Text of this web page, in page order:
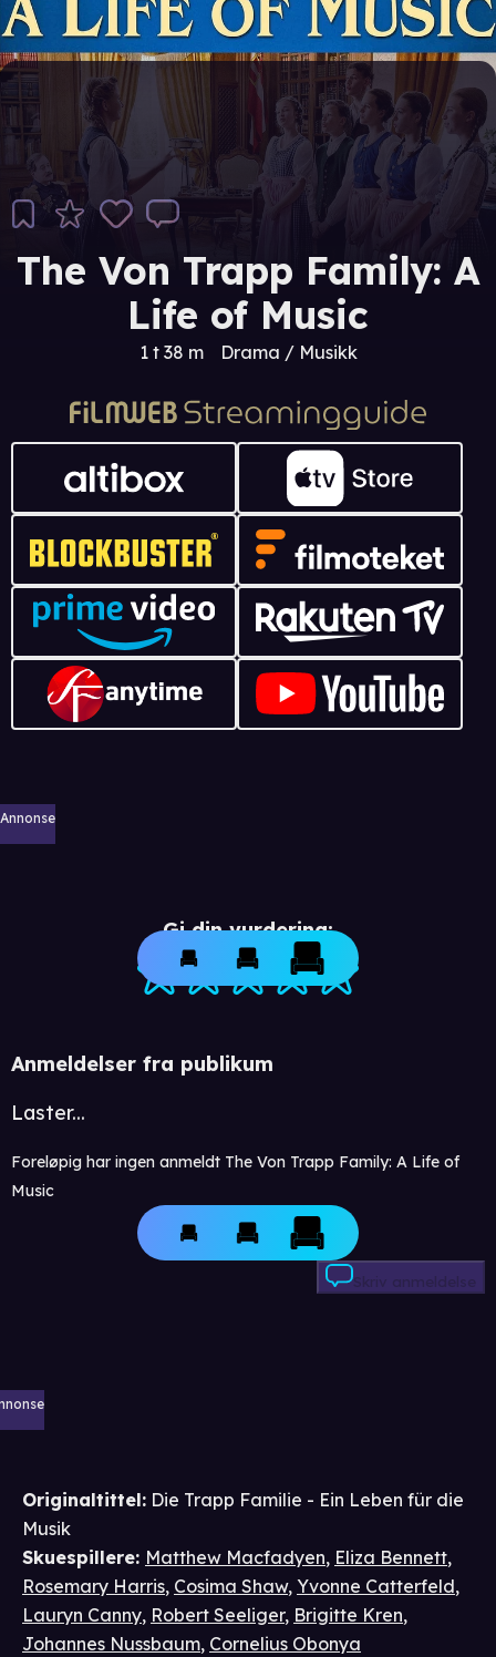
The Von Trapp Family: A
Life of Music
1 t 38 m Drama / Musikk
Annonse
Gi din vurdering:
Anmeldelser fra publikum
Laster...
Foreløpig har ingen anmeldt The Von Trapp Family: A Life of
Music
Skriv anmeldelse
Originaltittel: Die Trapp Familie - Ein Leben für die
Musik
Skuespillere: Matthew Macfadyen, Eliza Bennett,
Rosemary Harris, Cosima Shaw, Yvonne Catterfeld,
Lauryn Canny, Robert Seeliger, Brigitte Kren,
Johannes Nussbaum, Cornelius Obonya